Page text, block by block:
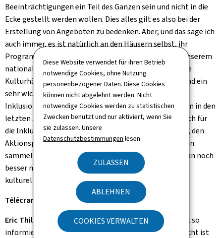
Diese Website verwendet für ihren Betrieb
notwendige Cookies, ohne Nutzung
personenbezogener Daten. Diese Cookies
können nicht abgelehnt werden. Nicht
notwendige Cookies werden zu statistischen
Zwecken benutzt und nur aktiviert, wenn Sie
sie zulassen. Unsere
Datenschutzbestimmungen lesen.
ZULASSEN
ABLEHNEN
COOKIES VERWALTEN
Beeinträchtigungen ein Teil des Ganzen sein und nicht in die
Ecke gestellt werden wollen. Dies alles gilt es also bei der
Erstellung von Angeboten zu bedenken. Aber, und das sage ich
auch immer, es ist natürlich an den Häusern selbst, ihr
Programm zu erstellen. Und darum ist es wichtig, in unserem
nationalen Aktionsplan die Etablissements publics, die
Kulturhäuser, die Institutionen mit einzubinden. Sie sind ein
sehr wichtiger Teil des Prozesses, die Kultur als
Inklusionsfaktor zu sehen. Es wird schon sehr viel getan in den
letzten Jahren. Es gibt schon viele Häuser, die spezifisch für
die Inklusion Personal einstellen. Jetzt geht es darum, den
Aktionsplan umzusetzen, indem wir alle Informationen
sammeln und schauen, was schon gut läuft und was man noch
besser machen kann. Niemand sollte Angst haben, am
kulturellen Angebot teilzunehmen.
Télécran:
Sind diese Ängste denn verbreitet?
Eric Thill:
Es gibt Ängste, das höre ich oft. Ängste, nicht so
informiert zu sein, Ängste, wie man hinkommt. Vielleicht ist